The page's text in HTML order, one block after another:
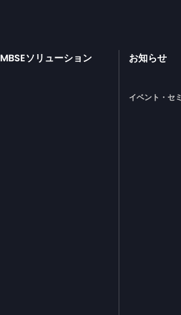
MBSEソリューション お知らせ
イベント・セ